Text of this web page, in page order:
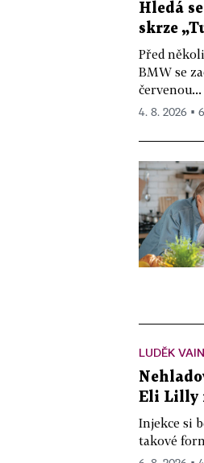
Hledá
skrze
Před
BMW se
červenou...
4. 8. 2026 ▪
LUDĚK
Eli Lilly
Injekce si
takové